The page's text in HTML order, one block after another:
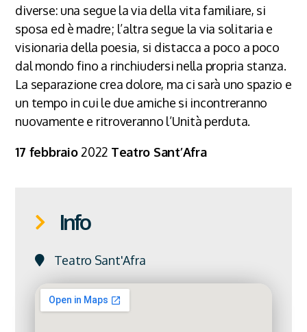
diverse: una segue la via della vita familiare, si
sposa ed è madre; l’altra segue la via solitaria e
visionaria della poesia, si distacca a poco a poco
dal mondo fino a rinchiudersi nella propria stanza.
La separazione crea dolore, ma ci sarà uno spazio e
un tempo in cui le due amiche si incontreranno
nuovamente e ritroveranno l’Unità perduta.
17 febbraio2022 Teatro Sant’Afra
Info
Teatro Sant'Afra